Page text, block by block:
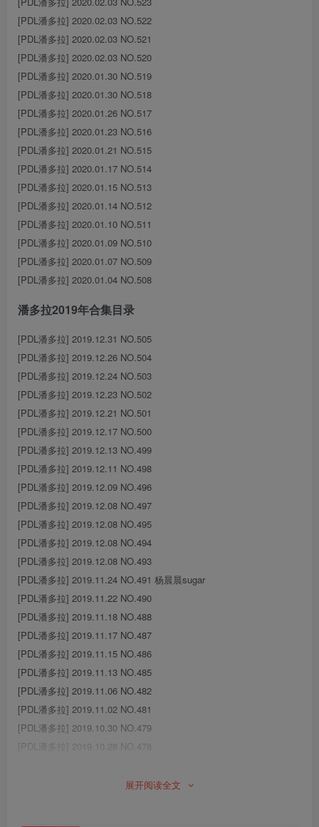
[PDL潘多拉] 2020.02.03 NO.522
[PDL潘多拉] 2020.02.03 NO.521
[PDL潘多拉] 2020.02.03 NO.520
[PDL潘多拉] 2020.01.30 NO.519
[PDL潘多拉] 2020.01.30 NO.518
[PDL潘多拉] 2020.01.26 NO.517
[PDL潘多拉] 2020.01.23 NO.516
[PDL潘多拉] 2020.01.21 NO.515
[PDL潘多拉] 2020.01.17 NO.514
[PDL潘多拉] 2020.01.15 NO.513
[PDL潘多拉] 2020.01.14 NO.512
[PDL潘多拉] 2020.01.10 NO.511
[PDL潘多拉] 2020.01.09 NO.510
[PDL潘多拉] 2020.01.07 NO.509
[PDL潘多拉] 2020.01.04 NO.508
潘多拉2019年合集目录
[PDL潘多拉] 2019.12.31 NO.505
[PDL潘多拉] 2019.12.26 NO.504
[PDL潘多拉] 2019.12.24 NO.503
[PDL潘多拉] 2019.12.23 NO.502
[PDL潘多拉] 2019.12.21 NO.501
[PDL潘多拉] 2019.12.17 NO.500
[PDL潘多拉] 2019.12.13 NO.499
[PDL潘多拉] 2019.12.11 NO.498
[PDL潘多拉] 2019.12.09 NO.496
[PDL潘多拉] 2019.12.08 NO.497
[PDL潘多拉] 2019.12.08 NO.495
[PDL潘多拉] 2019.12.08 NO.494
[PDL潘多拉] 2019.12.08 NO.493
[PDL潘多拉] 2019.11.24 NO.491 杨晨晨sugar
[PDL潘多拉] 2019.11.22 NO.490
[PDL潘多拉] 2019.11.18 NO.488
[PDL潘多拉] 2019.11.17 NO.487
[PDL潘多拉] 2019.11.15 NO.486
[PDL潘多拉] 2019.11.13 NO.485
[PDL潘多拉] 2019.11.06 NO.482
[PDL潘多拉] 2019.11.02 NO.481
[PDL潘多拉] 2019.10.30 NO.479
[PDL潘多拉] 2019.10.28 NO.478
[PDL潘多拉] 2019.10.19 NO.474展开阅读全文